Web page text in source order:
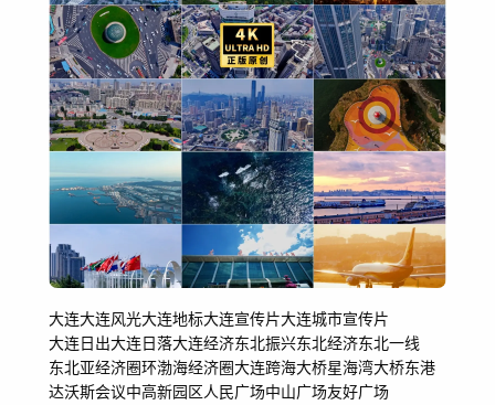
大连大连风光大连地标大连宣传片大连城市宣传片
大连日出大连日落大连经济东北振兴东北经济东北一线
东北亚经济圈环渤海经济圈大连跨海大桥星海湾大桥东港
达沃斯会议中高新园区人民广场中山广场友好广场